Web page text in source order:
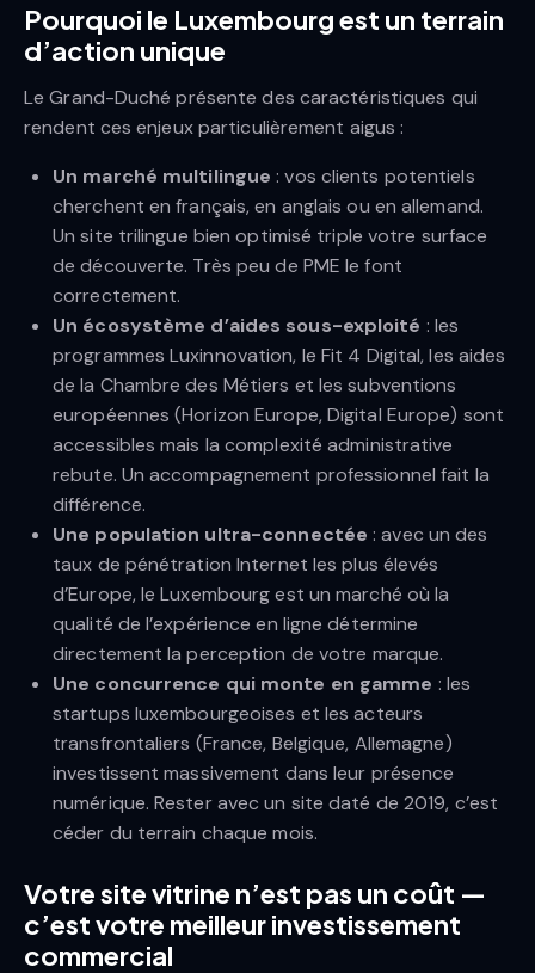
Pourquoi le Luxembourg est un terrain
d’action unique
Le Grand-Duché présente des caractéristiques qui
rendent ces enjeux particulièrement aigus :
Un marché multilingue : vos clients potentiels
cherchent en français, en anglais ou en allemand.
Un site trilingue bien optimisé triple votre surface
de découverte. Très peu de PME le font
correctement.
Un écosystème d’aides sous-exploité : les
programmes Luxinnovation, le Fit 4 Digital, les aides
de la Chambre des Métiers et les subventions
européennes (Horizon Europe, Digital Europe) sont
accessibles mais la complexité administrative
rebute. Un accompagnement professionnel fait la
différence.
Une population ultra-connectée : avec un des
taux de pénétration Internet les plus élevés
d’Europe, le Luxembourg est un marché où la
qualité de l’expérience en ligne détermine
directement la perception de votre marque.
Une concurrence qui monte en gamme : les
startups luxembourgeoises et les acteurs
transfrontaliers (France, Belgique, Allemagne)
investissent massivement dans leur présence
numérique. Rester avec un site daté de 2019, c’est
céder du terrain chaque mois.
Votre site vitrine n’est pas un coût —
c’est votre meilleur investissement
commercial